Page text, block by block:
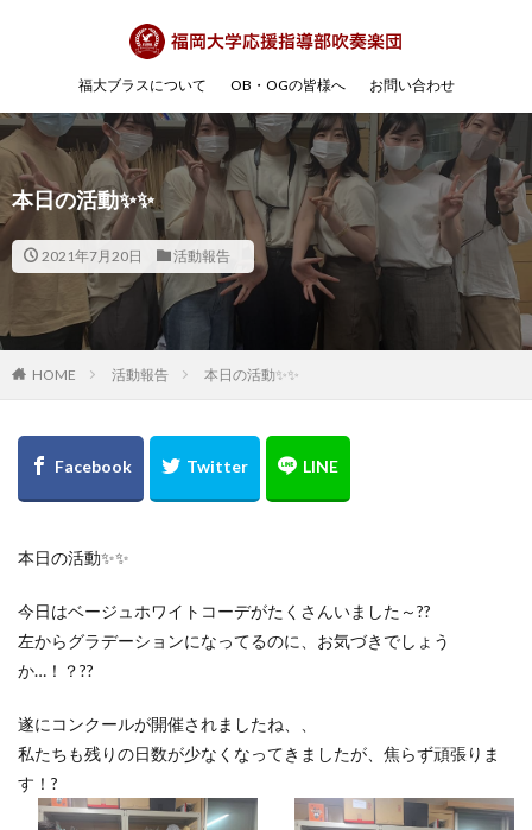
福大ブラスについて OB・OGの皆様へ お問い合わせ
本日の活動✨✨
2021年7月20日 活動報告
HOME 活動報告 本日の活動✨✨
本日の活動✨✨
今日はベージュホワイトコーデがたくさんいました～??
左からグラデーションになってるのに、お気づきでしょう
か…！？??
遂にコンクールが開催されましたね、、
私たちも残りの日数が少なくなってきましたが、焦らず頑張りま
す！?